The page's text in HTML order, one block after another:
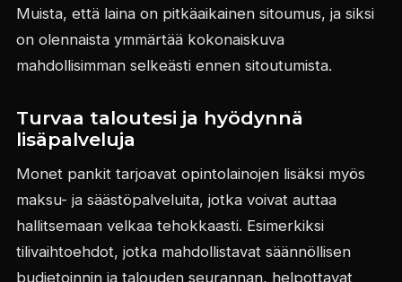
Muista, että laina on pitkäaikainen sitoumus, ja siksi
on olennaista ymmärtää kokonaiskuva
mahdollisimman selkeästi ennen sitoutumista.
Turvaa taloutesi ja hyödynnä
lisäpalveluja
Monet pankit tarjoavat opintolainojen lisäksi myös
maksu- ja säästöpalveluita, jotka voivat auttaa
hallitsemaan velkaa tehokkaasti. Esimerkiksi
tilivaihtoehdot, jotka mahdollistavat säännöllisen
budjetoinnin ja talouden seurannan, helpottavat